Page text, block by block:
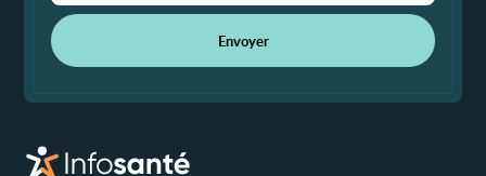
Envoyer